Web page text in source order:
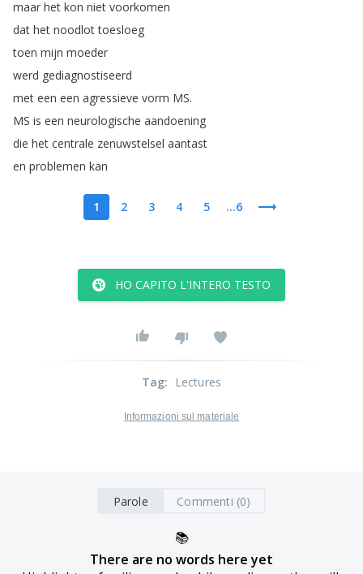
maar het kon niet voorkomen
dat het noodlot toesloeg
toen mijn moeder
werd gediagnostiseerd
met een een agressieve vorm MS.
MS is een neurologische aandoening
die het centrale zenuwstelsel aantast
en problemen kan
1 2 3 4 5 ...6
HO CAPITO L'INTERO TESTO
Tag: Lectures
Informazioni sul materiale
Parole Commenti (0)
📚
There are no words here yet